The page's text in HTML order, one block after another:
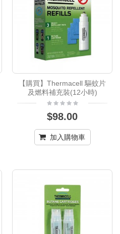
【購買】Thermacell 驅蚊片
及燃料補充裝(12小時)
$98.00
加入購物車